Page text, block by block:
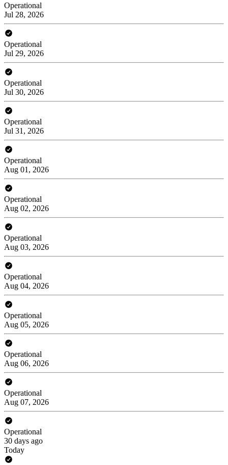
Operational
Jul 28, 2026
Operational
Jul 29, 2026
Operational
Jul 30, 2026
Operational
Jul 31, 2026
Operational
Aug 01, 2026
Operational
Aug 02, 2026
Operational
Aug 03, 2026
Operational
Aug 04, 2026
Operational
Aug 05, 2026
Operational
Aug 06, 2026
Operational
Aug 07, 2026
Operational
30 days ago
Today